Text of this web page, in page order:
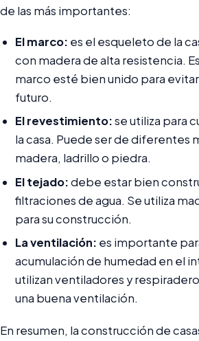
de las más importantes:
El marco: es el esqueleto de la
con madera de alta resistencia.
marco esté bien unido para
futuro.
El revestimiento:se utiliza para
la casa. Puede ser de diferentes
madera, ladrillo o piedra.
El tejado:debe estar bien
filtraciones de agua. Se utiliza
para su construcción.
La ventilación: es importante
acumulación de humedad en el
utilizan ventiladores y
una buena ventilación.
En resumen, la construcción de